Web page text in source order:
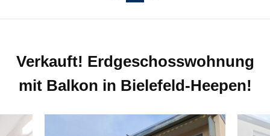
Verkauft! Erdgeschosswohnung
mit Balkon in Bielefeld-Heepen!